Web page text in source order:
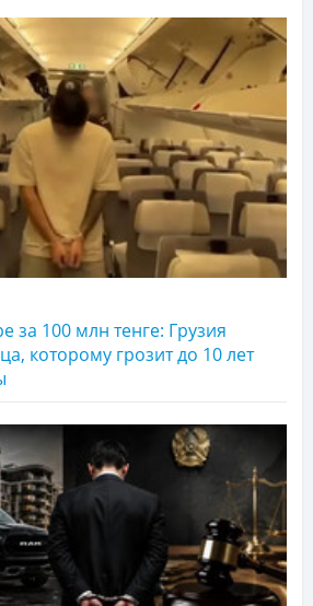
за 100 млн тенге: Грузия
которому грозит до 10 лет